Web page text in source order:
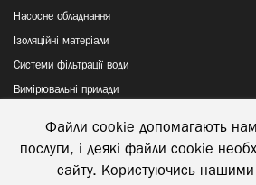
Файли cookie допомагають
послуги, і деякі файли cookie
-сайту. Користуючись нашими
Насосне обладнання
Ізоляційні матеріали
Системи фільтрації води
Вимірювальні прилади
Політика конфіденційності
Відправка та повернення товару